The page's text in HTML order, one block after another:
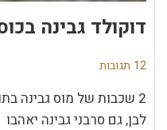
דוקולד גבינה
12 תגובות
2 שכבות של מוס גבינה
לבן, גם סרבני גבינה יאהבו